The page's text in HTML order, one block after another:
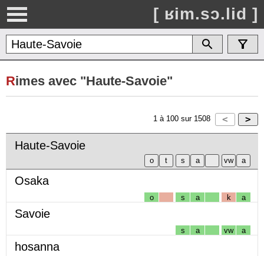
[ ʁim.sɔ.lid ]
Rimes avec "Haute-Savoie"
1 à 100 sur 1508
Haute-Savoie
Osaka
o s a k a
Savoie
s a vw a
hosanna